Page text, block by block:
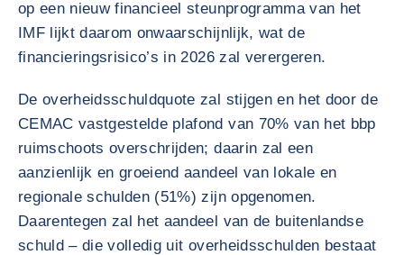
op een nieuw financieel steunprogramma van het
IMF lijkt daarom onwaarschijnlijk, wat de
financieringsrisico’s in 2026 zal verergeren.
De overheidsschuldquote zal stijgen en het door de
CEMAC vastgestelde plafond van 70% van het bbp
ruimschoots overschrijden; daarin zal een
aanzienlijk en groeiend aandeel van lokale en
regionale schulden (51%) zijn opgenomen.
Daarentegen zal het aandeel van de buitenlandse
schuld – die volledig uit overheidsschulden bestaat